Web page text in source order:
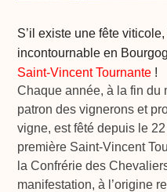
S’il existe une fête
incontournable en
Saint-Vincent Tournante !
Chaque année, à la fin du
patron des vignerons et
vigne, est fêté depuis le
première Saint-Vincent
la Confrérie des
manifestation, à l’origine